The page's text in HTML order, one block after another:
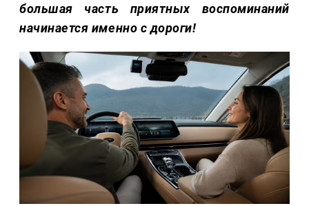
большая часть приятных воспоминаний
начинается именно с дороги!